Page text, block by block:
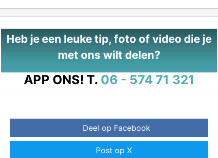
Heb je een leuke tip, foto of video die je
met ons wilt delen?
APP ONS! T. 06 - 574 71 321
Deel op Facebook
Post op X